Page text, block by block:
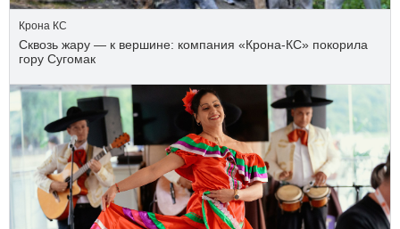
Крона КС
Сквозь жару — к вершине: компания «Крона‑КС» покорила
гору Сугомак